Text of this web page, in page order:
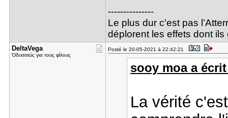
---------------
Le plus dur c'est pas
déplorent les effets dont
DeltaVega
Ὀδυσσεύς για τους φίλους
Posté le 20-05-2021 à 22:42:21
sooy moa a
La vérité